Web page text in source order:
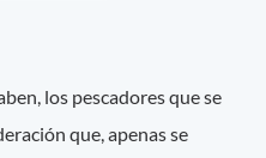
los pescadores que se
que, apenas se